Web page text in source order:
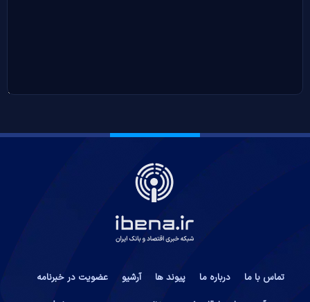
تماس با ما درباره ما پیوند ها آرشیو
عضویت در خبرنامه